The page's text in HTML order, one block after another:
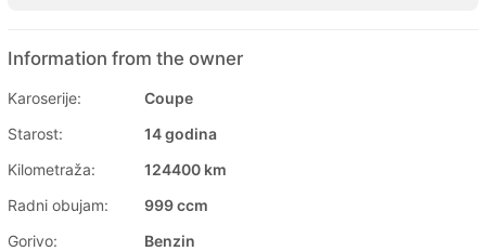
Information from the owner
Karoserije:
Coupe
Starost:
14 godina
Kilometraža:
124400 km
Radni obujam:
999 ccm
Gorivo:
Benzin